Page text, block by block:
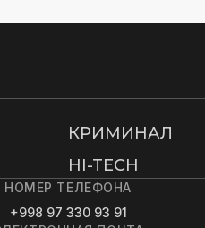
КРИМИНАЛ
HI-TECH
НОМЕР ТЕЛЕФОНА
+998 97 330 93 91